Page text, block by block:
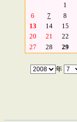
1
6
7 8
13
14 15
20
21 22
27
28 29
年